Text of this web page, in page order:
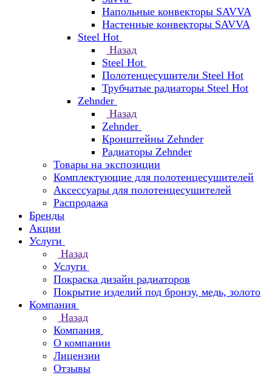
Напольные конвекторы SAVVA
Настенные конвекторы SAVVA
Steel Hot
Назад
Steel Hot
Полотенцесушители Steel Hot
Трубчатые радиаторы Steel Hot
Zehnder
Назад
Zehnder
Кронштейны Zehnder
Радиаторы Zehnder
Товары на экспозиции
Комплектующие для полотенцесушителей
Аксессуары для полотенцесушителей
Распродажа
Бренды
Акции
Услуги
Назад
Услуги
Покраска дизайн радиаторов
Покрытие изделий под бронзу, медь, золото
Компания
Назад
Компания
О компании
Лицензии
Отзывы